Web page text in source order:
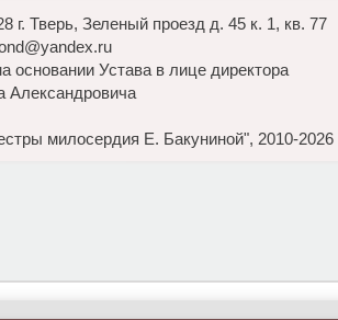
г. Тверь, Зеленый проезд д. 45 к. 1, кв. 77
основании Устава в лице директора
Александровича
милосердия Е. Бакуниной", 2010-2026